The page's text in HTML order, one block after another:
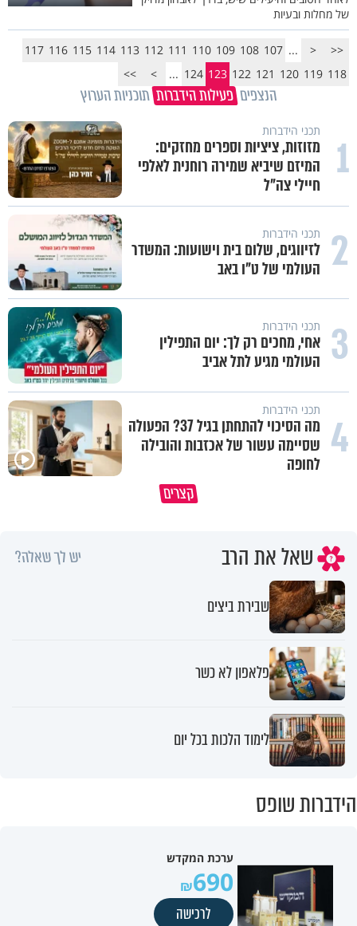
של מחלות ובעיות
<<
<
...
107
108
109
110
111
112
113
114
115
116
117
118
119
120
121
122
123
124
...
>
>>
הנצפים פעילות הידברות תוכניות הערוץ
1 תכני הידברות
מזוזות, ציציות וספרים מחזקים:
המיזם שיביא שמירה רוחנית לאלפי
חיילי צה"ל
2 תכני הידברות
לזיווגים, שלום בית וישועות: המשדר
העולמי של ט"ו באב
3 תכני הידברות
אחי, מחכים רק לך: יום התפילין
העולמי מגיע לתל אביב
4 תכני הידברות
מה הסיכוי להתחתן בגיל 37? הפעולה
שסיימה עשור של אכזבות והובילה
לחופה
קצרים
רבתם שוב? 💔 זה לא אומר
שאל את הרב יש לך שאלה?
שבירת ביצים
פלאפון לא כשר
לימוד הלכות בכל יום
הידברות שופס
ערכת המקדש
690
לרכישה